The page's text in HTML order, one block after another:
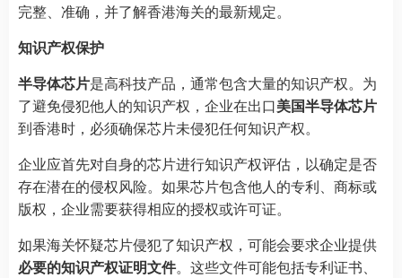
完整、准确，并了解香港海关的最新规定。
知识产权保护
半导体芯片是高科技产品，通常包含大量的知识产权。为
了避免侵犯他人的知识产权，企业在出口美国半导体芯片
到香港时，必须确保芯片未侵犯任何知识产权。
企业应首先对自身的芯片进行知识产权评估，以确定是否
存在潜在的侵权风险。如果芯片包含他人的专利、商标或
版权，企业需要获得相应的授权或许可证。
如果海关怀疑芯片侵犯了知识产权，可能会要求企业提供
必要的知识产权证明文件。这些文件可能包括专利证书、